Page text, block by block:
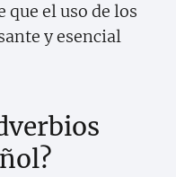
que el uso de los
y esencial